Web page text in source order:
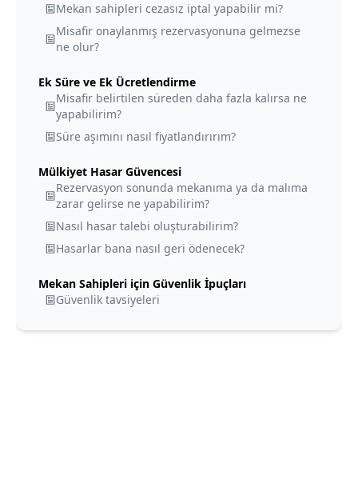
Mekan sahipleri cezasız iptal yapabilir mi?
Misafir onaylanmış rezervasyonuna gelmezse
ne olur?
Ek Süre ve Ek Ücretlendirme
Misafir belirtilen süreden daha fazla kalırsa ne
yapabilirim?
Süre aşımını nasıl fiyatlandırırım?
Mülkiyet Hasar Güvencesi
Rezervasyon sonunda mekanıma ya da malıma
zarar gelirse ne yapabilirim?
Nasıl hasar talebi oluşturabilirim?
Hasarlar bana nasıl geri ödenecek?
Mekan Sahipleri için Güvenlik İpuçları
Güvenlik tavsiyeleri